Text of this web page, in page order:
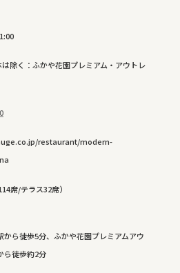
は除く：ふかや花園プレミアム・アウトレ
restaurant/modern-
席/テラス32席）
から徒歩5分、ふかや花園プレミアムアウ
ら徒歩約2分